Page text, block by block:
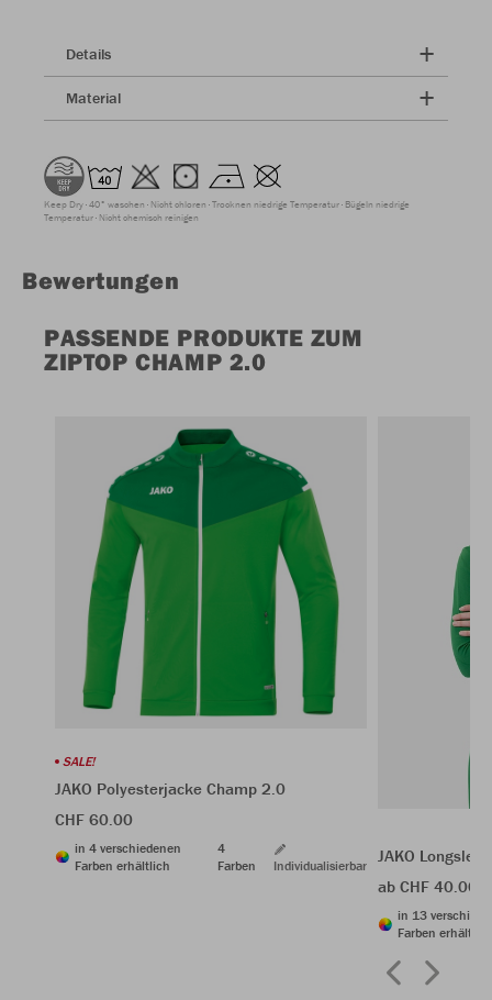
Details
Material
Keep Dry 40° waschen Nicht chloren Trocknen niedrige Temperatur Bügeln niedrige
Temperatur Nicht chemisch reinigen
Bewertungen
PASSENDE PRODUKTE ZUM
ZIPTOP CHAMP 2.0
SALE!
JAKO Polyesterjacke Champ 2.0
CHF 60.00
in 4 verschiedenen
Farben erhältlich
4
Farben
Individualisierbar
JAKO
ab CHF 40.00
in 13
Farben